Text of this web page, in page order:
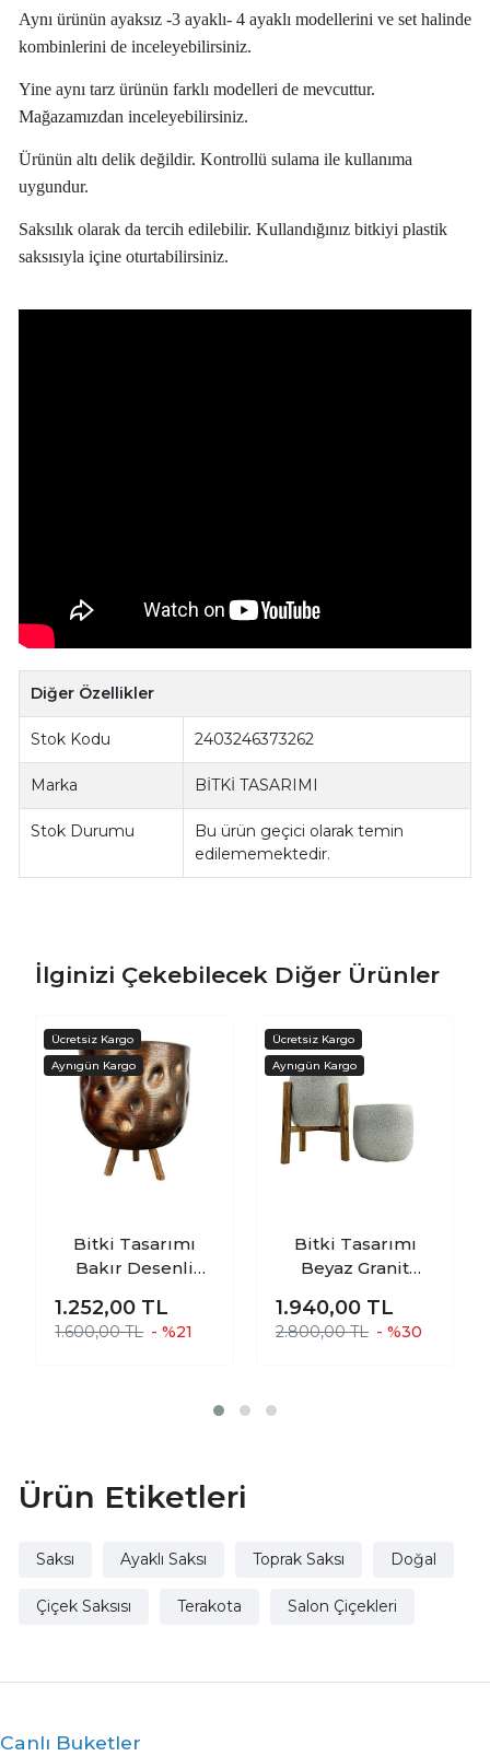
Aynı ürünün ayaksız -3 ayaklı- 4 ayaklı modellerini ve set halinde
kombinlerini de inceleyebilirsiniz.
Yine aynı tarz ürünün farklı modelleri de mevcuttur.
Mağazamızdan inceleyebilirsiniz.
Ürünün altı delik değildir. Kontrollü sulama ile kullanıma
uygundur.
Saksılık olarak da tercih edilebilir. Kullandığınız bitkiyi plastik
saksısıyla içine oturtabilirsiniz.
Diğer Özellikler
Stok Kodu 2403246373262
Marka BİTKİ TASARIMI
Stok Durumu
Bu ürün geçici olarak temin
edilememektedir.
İlginizi Çekebilecek Diğer Ürünler
Bitki Tasarımı
Bakır Desenli
Saksılık Salon
Çiçeklik 3 Ayaklı -
1.252,00 TL
1.600,00 TL - %21
Bitki Tasarımı
Beyaz Granit
Saksılık Salon
Çiçeklik İkili Set
1.940,00 TL
2.800,00 TL - %30
Ürün Etiketleri
Saksı Ayaklı Saksı Toprak Saksı Doğal
Çiçek Saksısı Terakota Salon Çiçekleri
Canlı Buketler